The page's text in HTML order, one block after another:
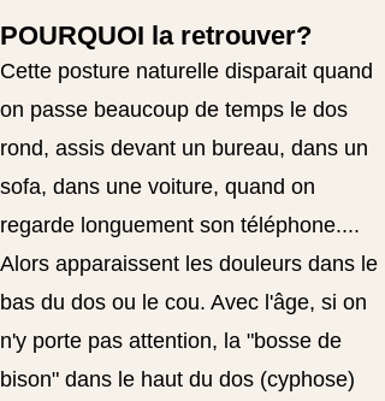
POURQUOI la retrouver?
Cette posture naturelle disparait quand
on passe beaucoup de temps le dos
rond, assis devant un bureau, dans un
sofa, dans une voiture, quand on
regarde longuement son téléphone....
Alors apparaissent les douleurs dans le
bas du dos ou le cou. Avec l'âge, si on
n'y porte pas attention, la "bosse de
bison" dans le haut du dos (cyphose)